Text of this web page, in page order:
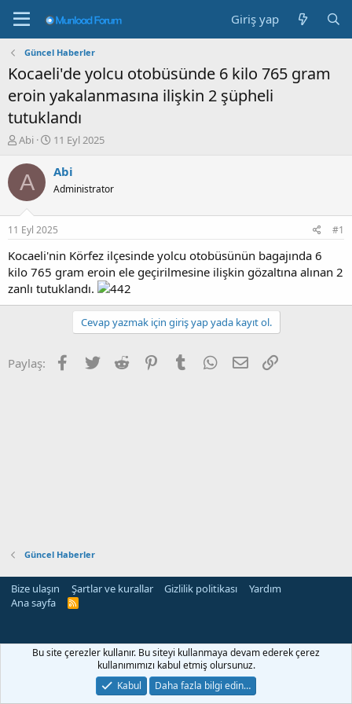
Giriş yap
Güncel Haberler
Kocaeli'de yolcu otobüsünde 6 kilo 765 gram
eroin yakalanmasına ilişkin 2 şüpheli
tutuklandı
K
n
b
u
u
b
a
ş
l
a
t
Abi
B
ş
a
g
ı
ç
a
r
i
11 Eyl 2025
A Abi
Administrator
11 Eyl 2025 #1
Kocaeli'nin Körfez ilçesinde yolcu otobüsünün bagajında 6
kilo 765 gram eroin ele geçirilmesine ilişkin gözaltına alınan 2
zanlı tutuklandı.
Cevap yazmak için giriş yap yada kayıt ol.
Paylaş: Facebook
Twitter Reddit PinterestTumblr WhatsApp
E-posta
Güncel Haberler
Bize ulaşın Şartlar ve kurallar Gizlilik politikası
Yardım
Ana sayfa
R
siteleri
Bu site çerezler kullanır. Bu siteyi kullanmaya devam ederek çerez
kullanımımızı kabul etmiş olursunuz.
Kabul
Daha fazla bilgi edin…